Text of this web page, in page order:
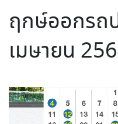
ฤกษ์ออกรถ
เมษายน